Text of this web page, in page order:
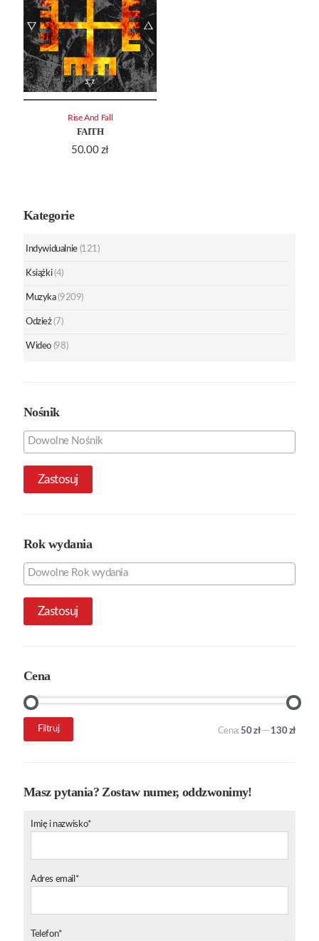
FAITH
50.00 zł
Rise And Fall
Kategorie
Indywidualnie (121)
Książki (4)
Muzyka (9209)
Odzież (7)
Wideo (98)
Nośnik
Zastosuj
Rok wydania
Zastosuj
Cena
Cena
Cena
Filtruj Cena:50 zł— 130 zł
Masz pytania? Zostaw numer, oddzwonimy!
Imię i nazwisko*
Adres email*
Telefon*